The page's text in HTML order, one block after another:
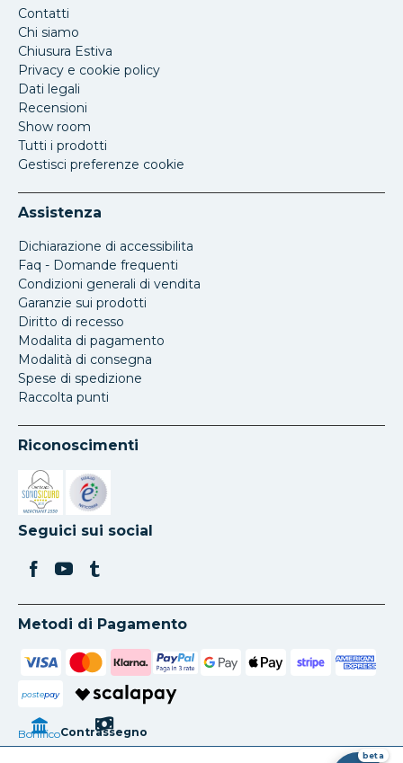
Contatti
Chi siamo
Chiusura Estiva
Privacy e cookie policy
Dati legali
Recensioni
Show room
Tutti i prodotti
Gestisci preferenze cookie
Assistenza
Dichiarazione di accessibilita
Faq - Domande frequenti
Condizioni generali di vendita
Garanzie sui prodotti
Diritto di recesso
Modalita di pagamento
Modalità di consegna
Spese di spedizione
Raccolta punti
Riconoscimenti
Si apre in una nuova scheda
Si apre in una nuova scheda
Seguici sui social
Metodi di Pagamento
postepay
BonificoContrassegno
beta